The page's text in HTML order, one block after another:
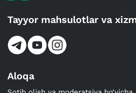
Tayyor mahsulotlar va
Aloqa